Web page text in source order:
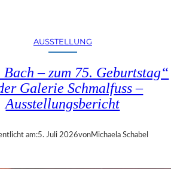
AUSSTELLUNG
– zum 75. Geburtstag“
Galerie Schmalfuss –
Ausstellungsbericht
am:5. Juli 2026vonMichaela Schabel